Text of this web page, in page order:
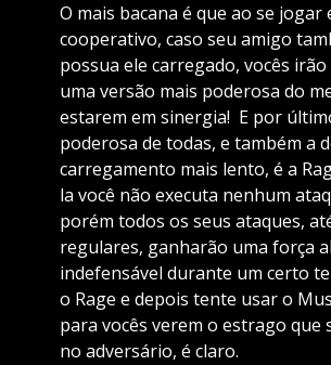
O mais bacana é que ao se jogar
cooperativo, caso seu amigo
possua ele carregado, vocês
uma versão mais poderosa do
estarem em sinergia! E por
poderosa de todas, e também a
carregamento mais lento, é a
la você não executa nenhum
porém todos os seus ataques,
regulares, ganharão uma força
indefensável durante um certo
o Rage e depois tente usar o
para vocês verem o estrago que
no adversário, é claro.